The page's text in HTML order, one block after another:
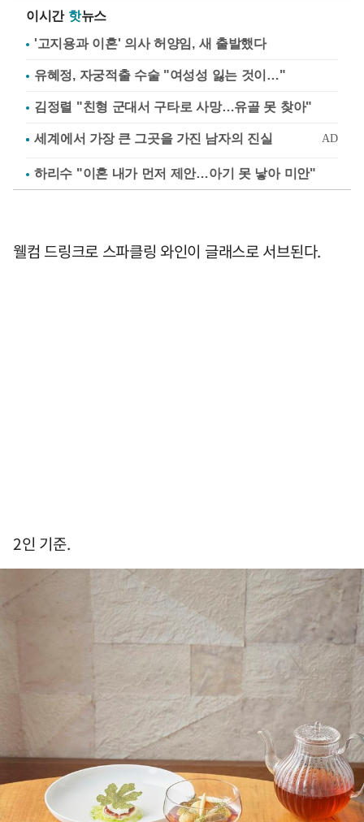
이시간 핫뉴스
'고지용과 이혼' 의사 허양임, 새 출발했다
유혜정, 자궁적출 수술 "여성성 잃는 것이…"
김정렬 "친형 군대서 구타로 사망…유골 못 찾아"
하리수 "이혼 내가 먼저 제안…아기 못 낳아 미안"
웰컴 드링크로 스파클링 와인이 글래스로 서브된다.
2인 기준.